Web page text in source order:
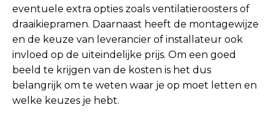
eventuele extra opties zoals ventilatieroosters of
draaikiepramen. Daarnaast heeft de montagewijze
en de keuze van leverancier of installateur ook
invloed op de uiteindelijke prijs. Om een goed
beeld te krijgen van de kosten is het dus
belangrijk om te weten waar je op moet letten en
welke keuzes je hebt.